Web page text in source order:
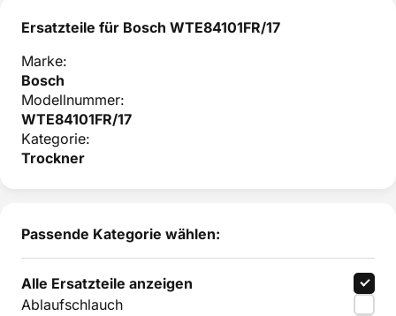
Ersatzteile für Bosch WTE84101FR/17
Marke:
Bosch
Modellnummer:
WTE84101FR/17
Kategorie:
Trockner
Passende Kategorie wählen:
Alle Ersatzteile anzeigen
Ablaufschlauch